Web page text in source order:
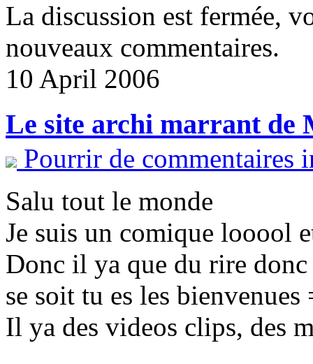
La discussion est fermée,
nouveaux commentaires.
10 April 2006
Le site archi marrant de
Pourrir de commentaires
Salu tout le monde
Je suis un comique looool
Donc il ya que du rire
se soit tu es les bienvenues
Il ya des videos clips, des